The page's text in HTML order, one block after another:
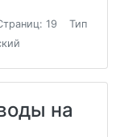
19
Тип
на